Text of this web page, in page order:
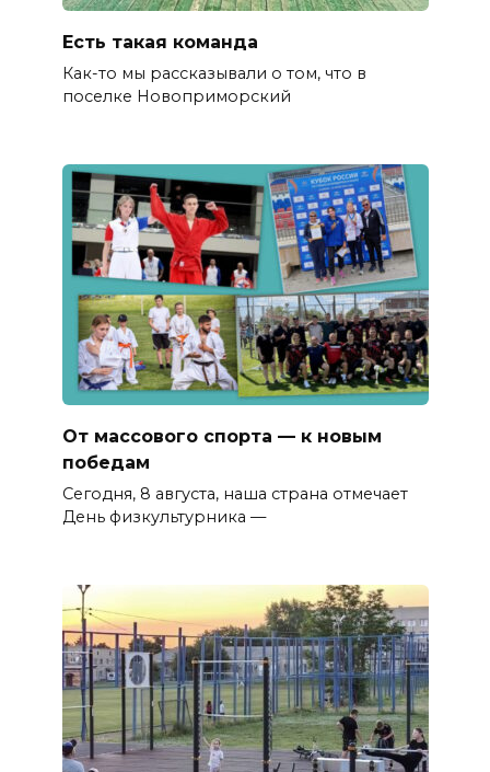
Есть такая команда
Как-то мы рассказывали о том, что в
поселке Новоприморский
От массового спорта — к новым
победам
Сегодня, 8 августа, наша страна отмечает
День физкультурника —